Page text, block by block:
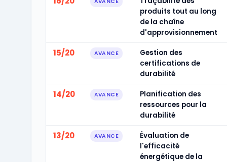
produits tout au long
de la chaîne
d'approvisionnement
15/20 AVANCE
Gestion des
certifications de
durabilité
14/20 AVANCE
Planification des
ressources pour la
durabilité
13/20 AVANCE
Évaluation de
l'efficacité
énergétique de la